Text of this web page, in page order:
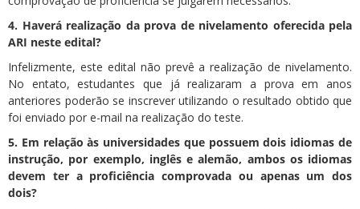
4. Haverá realização da prova de nivelamento oferecida pela
ARI neste edital?
Infelizmente, este edital não prevê a realização de nivelamento.
No entato, estudantes que já realizaram a prova em anos
anteriores poderão se inscrever utilizando o resultado obtido que
foi enviado por e-mail na realização do teste.
5. Em relação às universidades que possuem dois idiomas de
instrução, por exemplo, inglês e alemão, ambos os idiomas
devem ter a proficiência comprovada ou apenas um dos
dois?